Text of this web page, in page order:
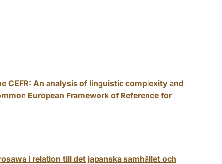
CEFR: An analysis of linguistic complexity and
European Framework of Reference for
i relation till det japanska samhället och